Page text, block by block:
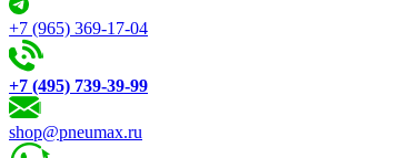
+7 (965) 369-17-04
+7 (495) 739-39-99
shop@pneumax.ru